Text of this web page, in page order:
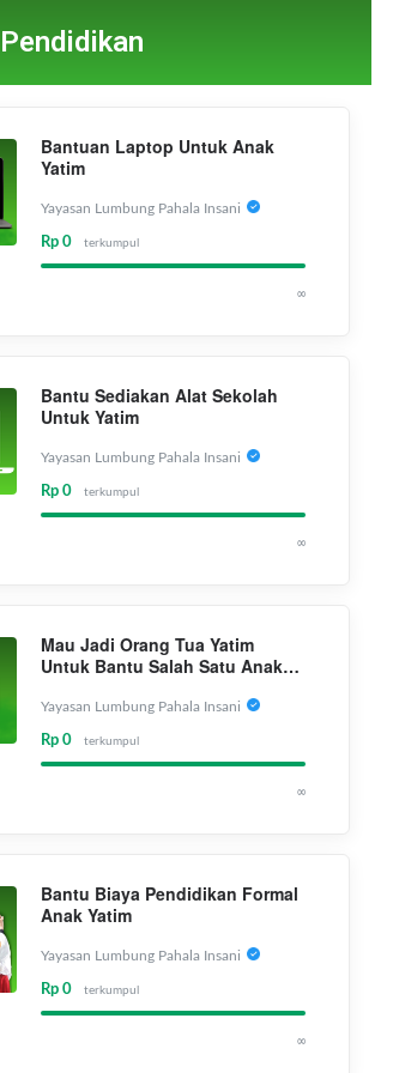
Pendidikan
Bantuan Laptop Untuk Anak
Yatim
Yayasan Lumbung Pahala Insani
Rp 0 terkumpul
∞
Bantu Sediakan Alat Sekolah
Untuk Yatim
Yayasan Lumbung Pahala Insani
Rp 0 terkumpul
∞
Mau Jadi Orang Tua Yatim
Untuk Bantu Salah Satu Anak
Yayasan Lumbung Pahala Insani
Rp 0 terkumpul
∞
Bantu Biaya Pendidikan Formal
Anak Yatim
Yayasan Lumbung Pahala Insani
Rp 0 terkumpul
∞